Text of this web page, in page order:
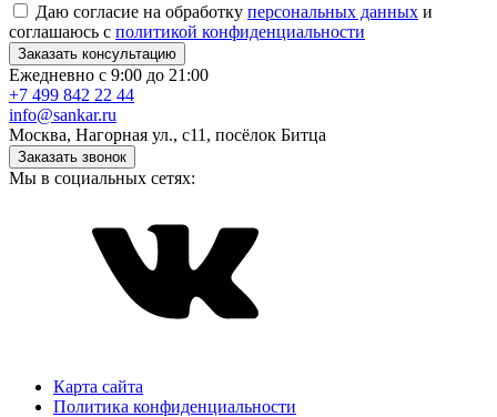
Даю согласие на обработку персональных данных и
соглашаюсь с политикой конфиденциальности
Заказать консультацию
Ежедневно с 9:00 до 21:00
+7 499 842 22 44
info@sankar.ru
Москва, Нагорная ул., с11, посёлок Битца
Заказать звонок
Мы в социальных сетях:
Карта сайта
Политика конфиденциальности